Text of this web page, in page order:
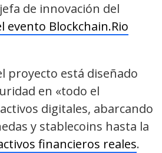
de innovación del
evento Blockchain.Rio
proyecto está diseñado
en «todo el
digitales, abarcando
y stablecoins hasta la
financieros reales.